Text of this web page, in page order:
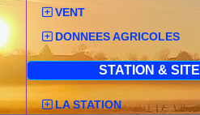
VENT
DONNEES AGRICOLES
STATION & SITE
LA STATION